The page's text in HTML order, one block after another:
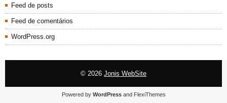
Feed de posts
Feed de comentários
WordPress.org
© 2026 Jonis WebSite
Powered by WordPressand FlexiThemes